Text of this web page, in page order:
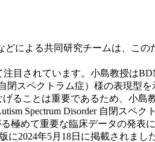
による共同研究チームは、この
目されています。小島教授は
閉スペクトラム症）様の表現型
ることは重要であるため、小島
Spectrum Disorder 自閉スペク
極めて重要な臨床データの発表に
2024年5月18日に掲載されました